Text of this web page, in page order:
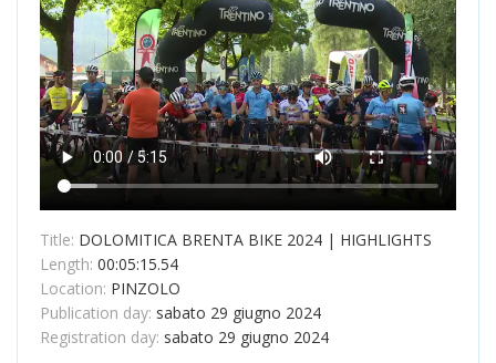
Title: DOLOMITICA BRENTA BIKE 2024 | HIGHLIGHTS
Length: 00:05:15.54
Location: PINZOLO
Publication day: sabato 29 giugno 2024
Registration day: sabato 29 giugno 2024